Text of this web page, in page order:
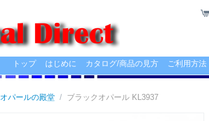
トップ はじめに カタログ/商品の見方 ご利用方法
オパールの殿堂 / ブラックオパール KL3937